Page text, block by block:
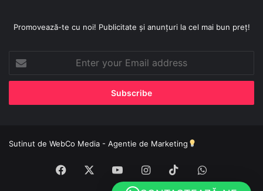
Promovează-te cu noi! Publicitate și anunțuri la cel mai bun preț!
your
Email
Sutinut de WebCo Media - Agentie de Marketing
Facebook YouTubeInstagram
TikTokWhatsApp